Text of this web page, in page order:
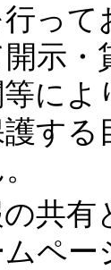
って
開示
によ
護す
共有
ペー